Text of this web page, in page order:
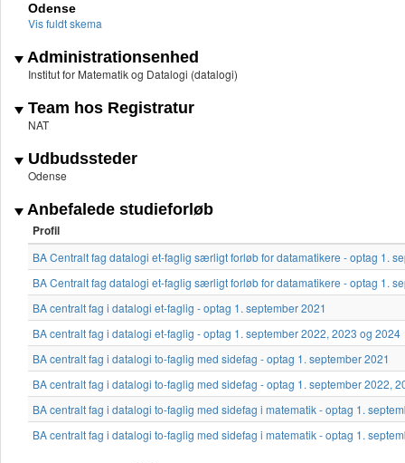
Odense
Vis fuldt skema
Administrationsenhed
Institut for Matematik og Datalogi (datalogi)
Team hos Registratur
NAT
Udbudssteder
Odense
Anbefalede studieforløb
Profil
BA Centralt fag datalogi et-faglig særligt forløb for datamatikere - optag 1.
BA Centralt fag datalogi et-faglig særligt forløb for datamatikere - optag 1.
BA centralt fag i datalogi et-faglig - optag 1. september 2021
BA centralt fag i datalogi et-faglig - optag 1. september 2022, 2023 og 2024
BA centralt fag i datalogi to-faglig med sidefag - optag 1. september 2021
BA centralt fag i datalogi to-faglig med sidefag - optag 1. september 2022,
BA centralt fag i datalogi to-faglig med sidefag i matematik - optag 1.
BA centralt fag i datalogi to-faglig med sidefag i matematik - optag 1.